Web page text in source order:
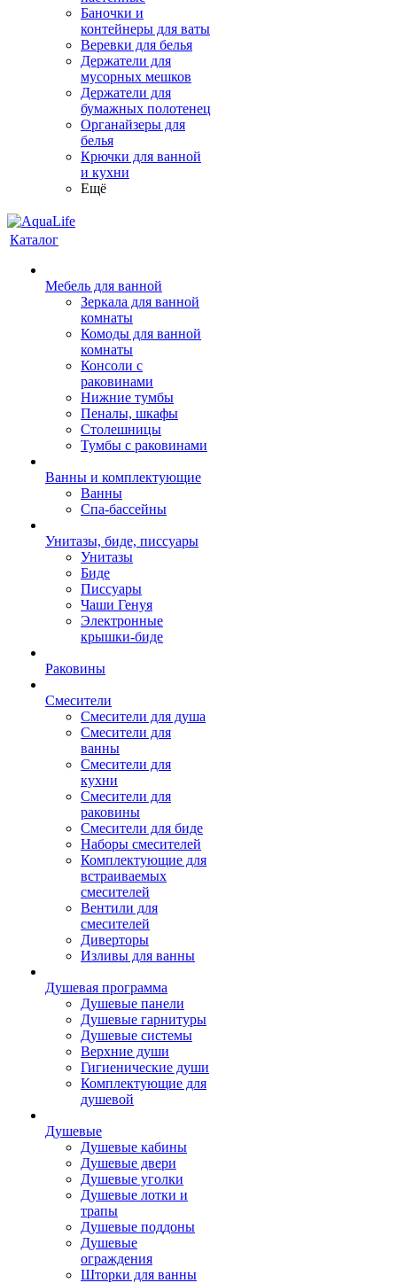
Баночки и
контейнеры для ваты
Веревки для белья
Держатели для
мусорных мешков
Держатели для
бумажных полотенец
Органайзеры для
белья
Крючки для ванной
и кухни
Ещё
Каталог
Мебель для ванной
Зеркала для ванной
комнаты
Комоды для ванной
комнаты
Консоли с
раковинами
Нижние тумбы
Пеналы, шкафы
Столешницы
Тумбы с раковинами
Ванны и комплектующие
Ванны
Спа-бассейны
Унитазы, биде, писсуары
Унитазы
Биде
Писсуары
Чаши Генуя
Электронные
крышки-биде
Раковины
Смесители
Смесители для душа
Смесители для
ванны
Смесители для
кухни
Смесители для
раковины
Смесители для биде
Наборы смесителей
Комплектующие для
встраиваемых
смесителей
Вентили для
смесителей
Диверторы
Изливы для ванны
Душевая программа
Душевые панели
Душевые гарнитуры
Душевые системы
Верхние души
Гигиенические души
Комплектующие для
душевой
Душевые
Душевые кабины
Душевые двери
Душевые уголки
Душевые лотки и
трапы
Душевые поддоны
Душевые
ограждения
Шторки для ванны